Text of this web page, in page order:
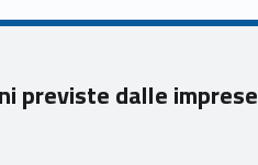
Unio
e
previste dalle imprese